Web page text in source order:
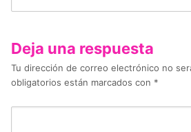
Deja una respuesta
Tu dirección de correo electrónico no
obligatorios están marcados con *